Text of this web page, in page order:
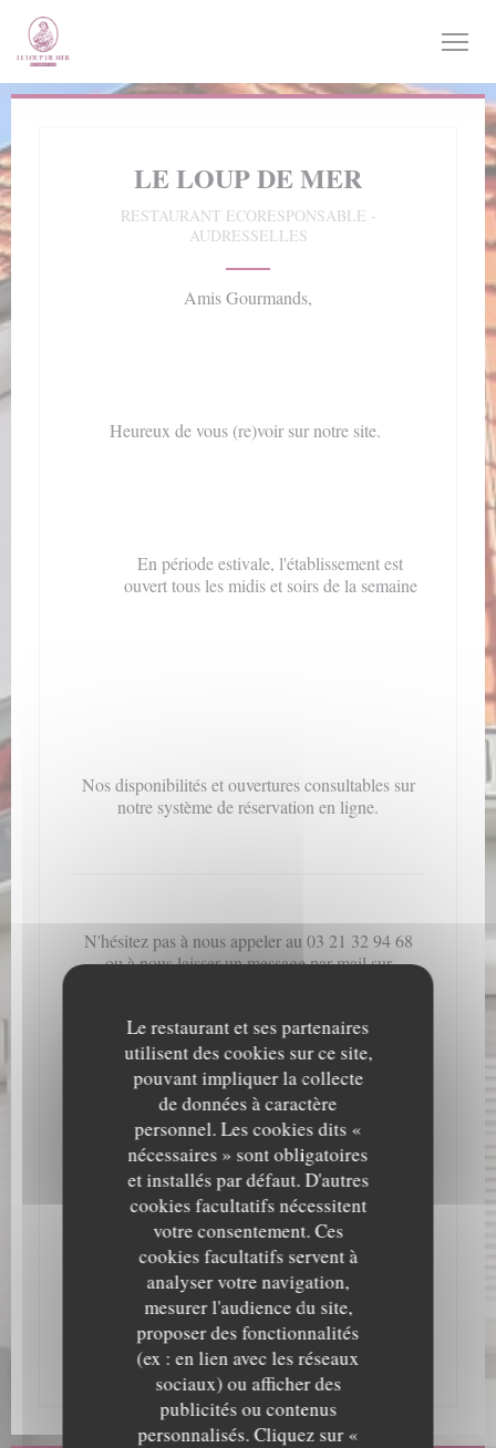
Le restaurant et ses partenaires
utilisent des cookies sur ce site,
pouvant impliquer la collecte
de données à caractère
personnel. Les cookies dits «
nécessaires » sont obligatoires
et installés par défaut. D'autres
cookies facultatifs nécessitent
votre consentement. Ces
cookies facultatifs servent à
analyser votre navigation,
mesurer l'audience du site,
proposer des fonctionnalités
(ex : en lien avec les réseaux
sociaux) ou afficher des
publicités ou contenus
personnalisés. Cliquez sur «
LE LOUP DE MER
RESTAURANT ECORESPONSABLE -
AUDRESSELLES
Amis Gourmands,
Heureux de vous (re)voir sur notre site.
En période estivale, l'établissement est
ouvert tous les midis et soirs de la semaine
Nos disponibilités et ouvertures consultables sur
notre système de réservation en ligne.
N'hésitez pas à nous appeler au 03 21 32 94 68
ou à nous laisser un message par mail sur
Suivez nous sur Facebook et Instagram - Le Loup
de mer - pour plus d'actualités et de photos
A très vite pour une escapade gourmande.
L'équipe du Loup de Mer